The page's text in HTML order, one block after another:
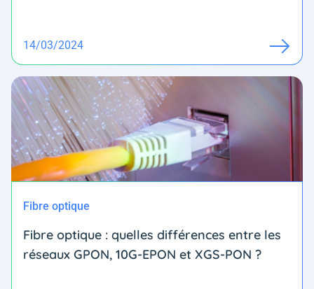
14/03/2024
Fibre optique
Fibre optique : quelles différences entre les
réseaux GPON, 10G-EPON et XGS-PON ?